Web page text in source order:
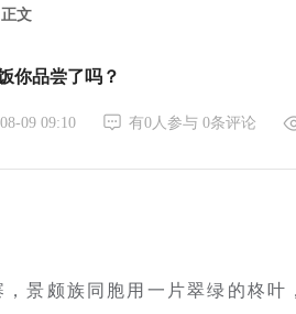
正文
你品尝了吗？
09 09:10 有0人参与 0条评论
，景颇族同胞用一片翠绿的柊